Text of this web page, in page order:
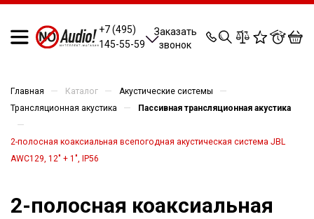
+7 (495)
145-55-59
Заказать
звонок
0 0 0 0
Главная — Каталог — Акустические системы —
Трансляционная акустика — Пассивная трансляционная акустика
—
2-полосная коаксиальная всепогодная акустическая система JBL
AWC129, 12" + 1", IP56
2-полосная коаксиальная